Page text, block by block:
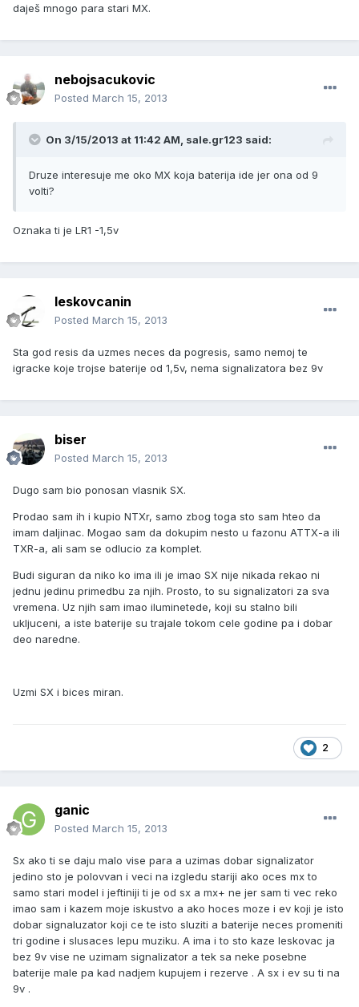
daješ mnogo para stari MX.
nebojsacukovic
Posted March 15, 2013
On 3/15/2013 at 11:42 AM, sale.gr123 said:
Druze interesuje me oko MX koja baterija ide jer ona od 9
volti?
Oznaka ti je LR1 -1,5v
leskovcanin
Posted March 15, 2013
Sta god resis da uzmes neces da pogresis, samo nemoj te
igracke koje trojse baterije od 1,5v, nema signalizatora bez 9v
biser
Posted March 15, 2013
Dugo sam bio ponosan vlasnik SX.
Prodao sam ih i kupio NTXr, samo zbog toga sto sam hteo da
imam daljinac. Mogao sam da dokupim nesto u fazonu ATTX-a ili
TXR-a, ali sam se odlucio za komplet.
Budi siguran da niko ko ima ili je imao SX nije nikada rekao ni
jednu jedinu primedbu za njih. Prosto, to su signalizatori za sva
vremena. Uz njih sam imao iluminetede, koji su stalno bili
ukljuceni, a iste baterije su trajale tokom cele godine pa i dobar
deo naredne.
Uzmi SX i bices miran.
2
ganic
Posted March 15, 2013
Sx ako ti se daju malo vise para a uzimas dobar signalizator
jedino sto je polovvan i veci na izgledu stariji ako oces mx to
samo stari model i jeftiniji ti je od sx a mx+ ne jer sam ti vec reko
imao sam i kazem moje iskustvo a ako hoces moze i ev koji je isto
dobar signaluzator koji ce te isto sluziti a baterije neces promeniti
tri godine i slusaces lepu muziku. A ima i to sto kaze leskovac ja
bez 9v vise ne uzimam signalizator a tek sa neke posebne
baterije male pa kad nadjem kupujem i rezerve . A sx i ev su ti na
9v .